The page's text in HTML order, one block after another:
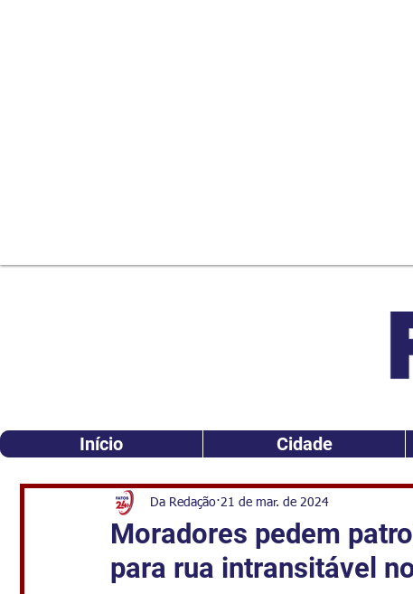
Início Cidade
Moradores pedem
para rua intransitável
Da Redação 21 de mar. de 2024